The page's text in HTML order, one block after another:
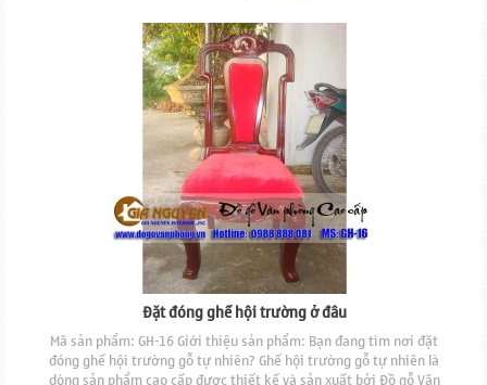
Đặt đóng ghế hội trường ở đâu
Mã sản phẩm: GH-16 Giới thiệu sản phẩm: Bạn đang tìm nơi đặt
đóng ghế hội trường gỗ tự nhiên? Ghế hội trường gỗ tự nhiên là
dòng sản phẩm cao cấp được thiết kế và sản xuất bởi Đồ gỗ Văn